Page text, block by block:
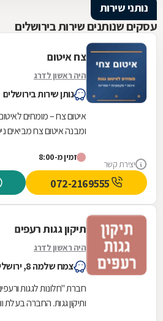
נותני שירות
עסקים שנותנים שירות בירושלים
יצירת קשר
צח איטום
היה ראשון לדרג
נותן שירות בירושלים
איטום צח – מומחים
ומבנה איטום צח
זמין מ-8:00
תיקון גגות רעפים
היה ראשון לדרג
צמח שלמה 8, ירושלים
חברת "חלונות לגגות
ותיקון גגות. החברה